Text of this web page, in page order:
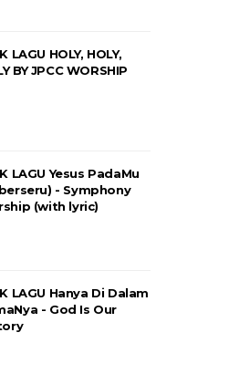
LAGU HOLY, HOLY,
BY JPCC WORSHIP
LAGU Yesus PadaMu
- Symphony
(with lyric)
LAGU Hanya Di Dalam
- God Is Our